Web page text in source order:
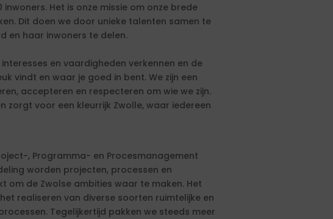
Het is onze missie om onze brede
Dit doen we door unieke talenten samen te
en haar inwoners te delen.
en vaardigheden verkennen en de
vindt en waar je goed in bent. We zijn een
accepteren en respecteren om wie we zijn.
zorgt voor een kleurrijk Zwolle, waar iedereen
, Programma- en Procesmanagement
worden projecten, processen en
de Zwolse ambities waar te maken. Het
realiseren van diverse soorten ruimtelijke en
Tegelijkertijd pakken we steeds meer